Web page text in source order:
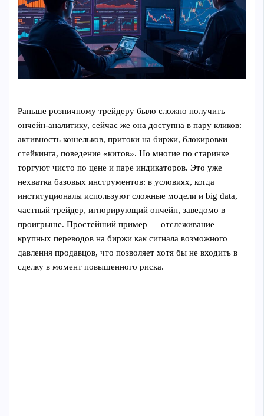
Раньше розничному трейдеру было сложно получить
ончейн‑аналитику, сейчас же она доступна в пару кликов:
активность кошельков, притоки на биржи, блокировки
стейкинга, поведение «китов». Но многие по старинке
торгуют чисто по цене и паре индикаторов. Это уже
нехватка базовых инструментов: в условиях, когда
институционалы используют сложные модели и big data,
частный трейдер, игнорирующий ончейн, заведомо в
проигрыше. Простейший пример — отслеживание
крупных переводов на биржи как сигнала возможного
давления продавцов, что позволяет хотя бы не входить в
сделку в момент повышенного риска.